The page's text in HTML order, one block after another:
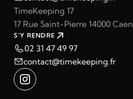
TimeKeeping 17
17 Rue Saint-Pierre 14000 Caen
S'Y RENDRE
02 31 47 49 97
contact@timekeeping.fr